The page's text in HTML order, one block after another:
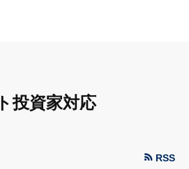
投資家対応
RSS